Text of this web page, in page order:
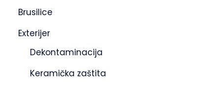
Brusilice
Exterijer
Dekontaminacija
Keramička zaštita